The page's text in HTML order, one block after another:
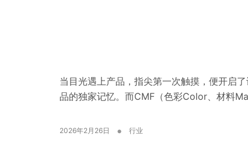
当目光遇上产品，指尖第一次触摸，便开启
品的独家记忆。而CMF（色彩Color、材料
2026年2月26日 • 行业